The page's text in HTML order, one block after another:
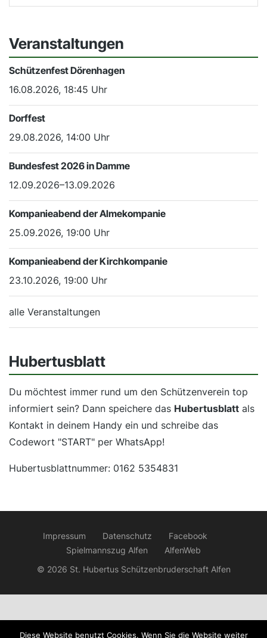
Veranstaltungen
Schützenfest Dörenhagen
16.08.2026, 18:45 Uhr
Dorffest
29.08.2026, 14:00 Uhr
Bundesfest 2026 in Damme
12.09.2026–13.09.2026
Kompanieabend der Almekompanie
25.09.2026, 19:00 Uhr
Kompanieabend der Kirchkompanie
23.10.2026, 19:00 Uhr
alle Veranstaltungen
Hubertusblatt
Du möchtest immer rund um den Schützenverein top
informiert sein? Dann speichere das Hubertusblatt als
Kontakt in deinem Handy ein und schreibe das
Codewort "START" per WhatsApp!
Hubertusblattnummer: 0162 5354831
© 2026 St. Hubertus Schützenbruderschaft Alfen
Impressum Datenschutz
Facebook
Spielmannszug Alfen
AlfenWeb
Diese Website benutzt Cookies. Wenn Sie die Website weiter